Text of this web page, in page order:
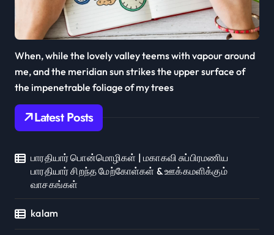
When, while the lovely valley teems with vapour around
me, and the meridian sun strikes the upper surface of
the impenetrable foliage of my trees
Latest Posts
பாரதியார் பொன்மொழிகள் | மகாகவி சுப்பிரமணிய
பாரதியார் சிறந்த மேற்கோள்கள் & ஊக்கமளிக்கும்
வாசகங்கள்
kalam